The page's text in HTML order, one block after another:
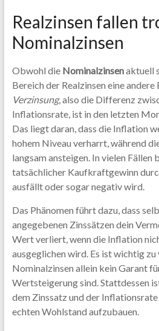
Realzinsen fallen
Nominalzinsen
Obwohl die Nominalzinsenaktuell
Bereich der Realzinsen eine
Verzinsung, also die Differenz
Inflationsrate, ist in den letzten
Das liegt daran, dass die Inflation
hohem Niveau verharrt, während
langsam ansteigen. In vielen Fällen
tatsächlicher Kaufkraftgewinn
ausfällt oder sogar negativ wird.
Das Phänomen führt dazu, dass
angegebenen Zinssätzen dein
Wert verliert, wenn die Inflation
ausgeglichen wird. Es ist wichtig zu
Nominalzinsen allein kein Garant
Wertsteigerung sind. Stattdessen
dem Zinssatz und der Inflationsrate
echten Wohlstand aufzubauen.